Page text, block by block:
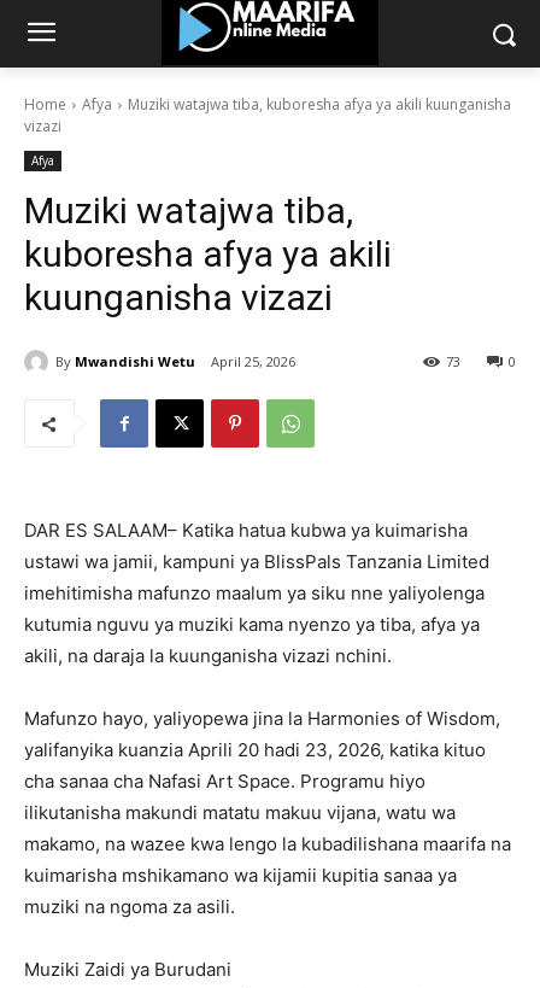
Home Afya
Muziki watajwa tiba, kuboresha afya ya akili kuunganisha
vizazi
Afya
Muziki watajwa tiba,
kuboresha afya ya akili
kuunganisha vizazi
By Mwandishi Wetu April 25, 2026 0
73
DAR ES SALAAM– Katika hatua kubwa ya kuimarisha
ustawi wa jamii, kampuni ya BlissPals Tanzania Limited
imehitimisha mafunzo maalum ya siku nne yaliyolenga
kutumia nguvu ya muziki kama nyenzo ya tiba, afya ya
akili, na daraja la kuunganisha vizazi nchini.
‎Mafunzo hayo, yaliyopewa jina la Harmonies of Wisdom,
yalifanyika kuanzia Aprili 20 hadi 23, 2026, katika kituo
cha sanaa cha Nafasi Art Space. Programu hiyo
ilikutanisha makundi matatu makuu vijana, watu wa
makamo, na wazee kwa lengo la kubadilishana maarifa na
kuimarisha mshikamano wa kijamii kupitia sanaa ya
muziki na ngoma za asili.
‎Muziki Zaidi ya Burudani